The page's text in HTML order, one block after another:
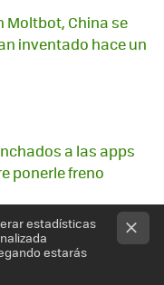
Moltbot, China se
inventado hace un
a las apps
ponerle freno
estadísticas
estarás